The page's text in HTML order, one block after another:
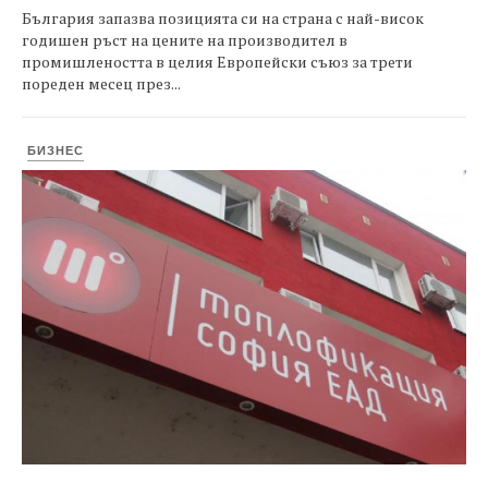
България запазва позицията си на страна с най-висок
годишен ръст на цените на производител в
промишлеността в целия Европейски съюз за трети
пореден месец през...
БИЗНЕС